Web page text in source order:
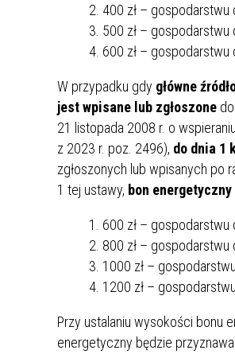
PODSTAWOWE
STAWKI I FORMULARZE
INFORMACJE ZUS
INFORMACJE KRUS
SZANSA – FORMY
WSPARCIA OBSZARU
ZREWITALIZOWANEGO
BĘDZIŃSKA AKADEMIA
SPORTOWCA
DOTACJE DLA
SZKÓŁ I PRZEDSZKOLI W
POMOC ZDROWOTNA
NAUCZYCIELI
400 zł –
500 zł –
600 zł – gospodarstwu
W przypadku gdy główne
jest wpisane lub zgłoszone
21 listopada 2008 r. o
z 2023 r. poz. 2496), do dnia 1
zgłoszonych lub wpisanych po
1 tej ustawy, bon
600 zł –
800 zł –
1000 zł –
1200 zł –
Przy ustalaniu wysokości bonu
energetyczny będzie